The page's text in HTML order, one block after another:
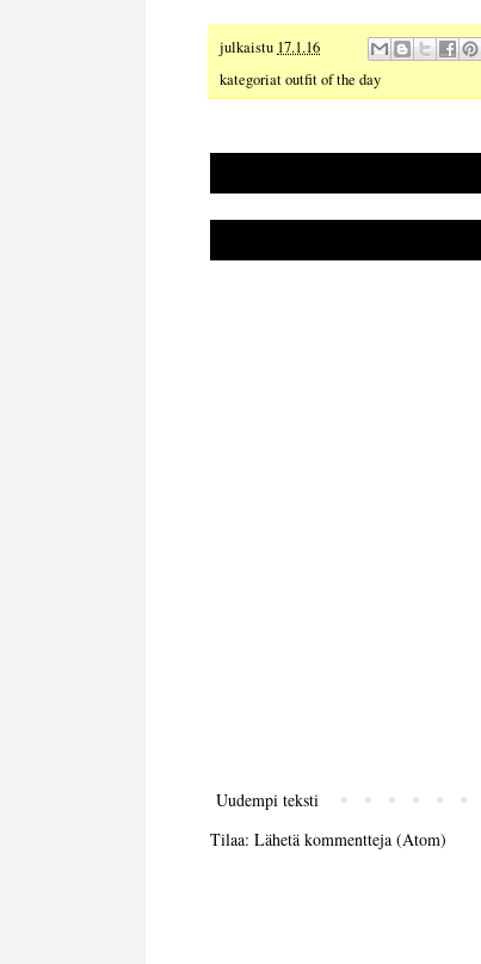
julkaistu 17.1.16
kategoriatoutfit of the day
Uudempi teksti
Tilaa: Lähetä kommentteja (Atom)